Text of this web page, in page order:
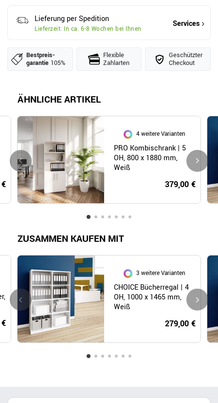
Lieferung per Spedition
Lieferzeit: In ca. 6-8 Wochen bei Ihnen
Services
Bestpreis­
garantie 105%
Flexible
Zahlarten
Geschützter
Checkout
ÄHNLICHE ARTIKEL
4 weitere Varianten
PRO Kombischrank | 5
OH, 800 x 1880 mm,
Weiß
379,00 €
ZUSAMMEN KAUFEN MIT
3 weitere Varianten
CHOICE Bücherregal | 4
OH, 1000 x 1465 mm,
Weiß
279,00 €